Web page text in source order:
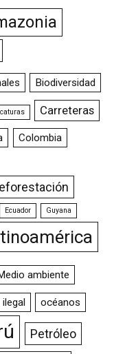
Biodiversidad
Carreteras
Colombia
Ecuador Guyana
ambiente
océanos
Petróleo